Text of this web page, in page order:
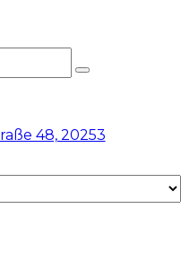
48, 20253